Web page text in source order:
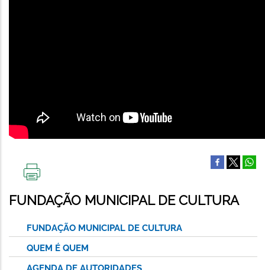
ESTA
PÁGINA
FUNDAÇÃO MUNICIPAL DE CULTURA
FUNDAÇÃO MUNICIPAL DE CULTURA
QUEM É QUEM